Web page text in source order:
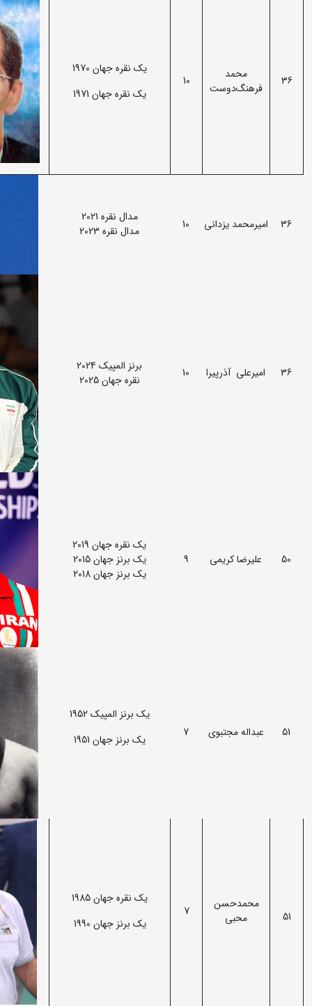
36
محمد
فرهنگ‌دوست
10
یک نقره جهان 1970
یک نقره جهان 1971
36 امیرمحمد یزدانی 10
مدال نقره 2021
مدال نقره 2023
36 امیرعلی آذرپیرا 10
برنز المپیک 2024
نقره جهان 2025
50 علیرضا کریمی 9
یک نقره جهان 2019
یک برنز جهان 2015
یک برنز جهان 2018
51 عبداله‌ مجتبوی 7
یک برنز المپیک 1952
یک برنز جهان 1951
51
محمد‌حسن
محبی
7
یک نقره جهان 1985
یک برنز جهان 1990